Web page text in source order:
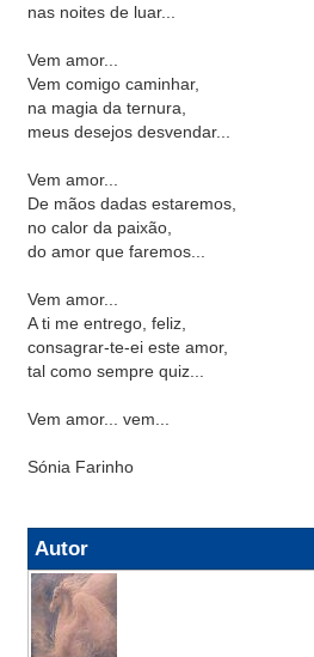
nas noites de luar...
Vem amor...
Vem comigo caminhar,
na magia da ternura,
meus desejos desvendar...
Vem amor...
De mãos dadas estaremos,
no calor da paixão,
do amor que faremos...
Vem amor...
A ti me entrego, feliz,
consagrar-te-ei este amor,
tal como sempre quiz...
Vem amor... vem...
Sónia Farinho
Autor